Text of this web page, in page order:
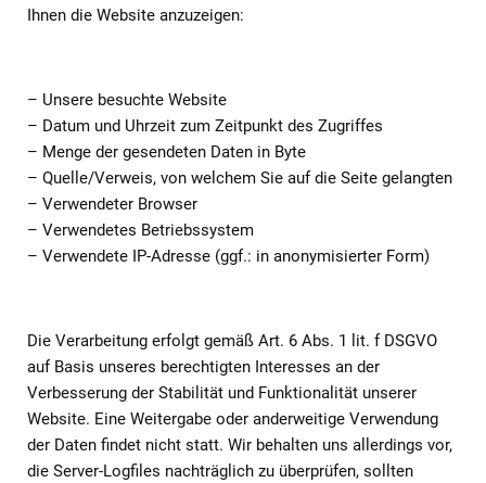
Ihnen die Website anzuzeigen:
– Unsere besuchte Website
– Datum und Uhrzeit zum Zeitpunkt des Zugriffes
– Menge der gesendeten Daten in Byte
– Quelle/Verweis, von welchem Sie auf die Seite gelangten
– Verwendeter Browser
– Verwendetes Betriebssystem
– Verwendete IP-Adresse (ggf.: in anonymisierter Form)
Die Verarbeitung erfolgt gemäß Art. 6 Abs. 1 lit. f DSGVO
auf Basis unseres berechtigten Interesses an der
Verbesserung der Stabilität und Funktionalität unserer
Website. Eine Weitergabe oder anderweitige Verwendung
der Daten findet nicht statt. Wir behalten uns allerdings vor,
die Server-Logfiles nachträglich zu überprüfen, sollten